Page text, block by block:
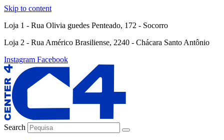
Skip to content
Loja 1 - Rua Olivia guedes Penteado, 172 - Socorro
Loja 2 - Rua Américo Brasiliense, 2240 - Chácara Santo Antônio
Instagram Facebook
Search